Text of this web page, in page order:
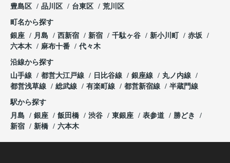
豊島区
品川区 台東区 荒川区
町名から探す
銀座
月島 西新宿 新宿 千駄ヶ谷 新小川町
赤坂
六本木
麻布十番 代々木
沿線から探す
山手線
都営大江戸線 日比谷線 銀座線
丸ノ内線
都営浅草線
総武線 有楽町線 都営新宿線 半蔵門線
駅から探す
月島
銀座 飯田橋 渋谷 東銀座 表参道
勝どき
新宿
新橋 六本木